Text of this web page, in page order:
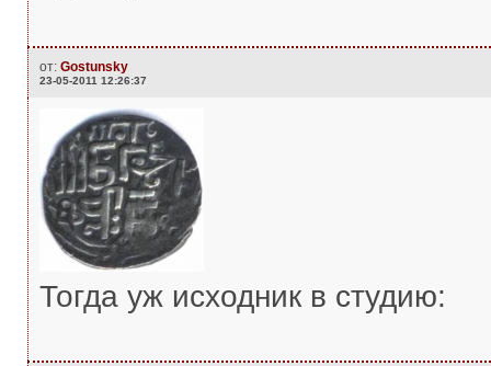
от: Gostunsky
23-05-2011 12:26:37
Тогда уж исходник в студию: